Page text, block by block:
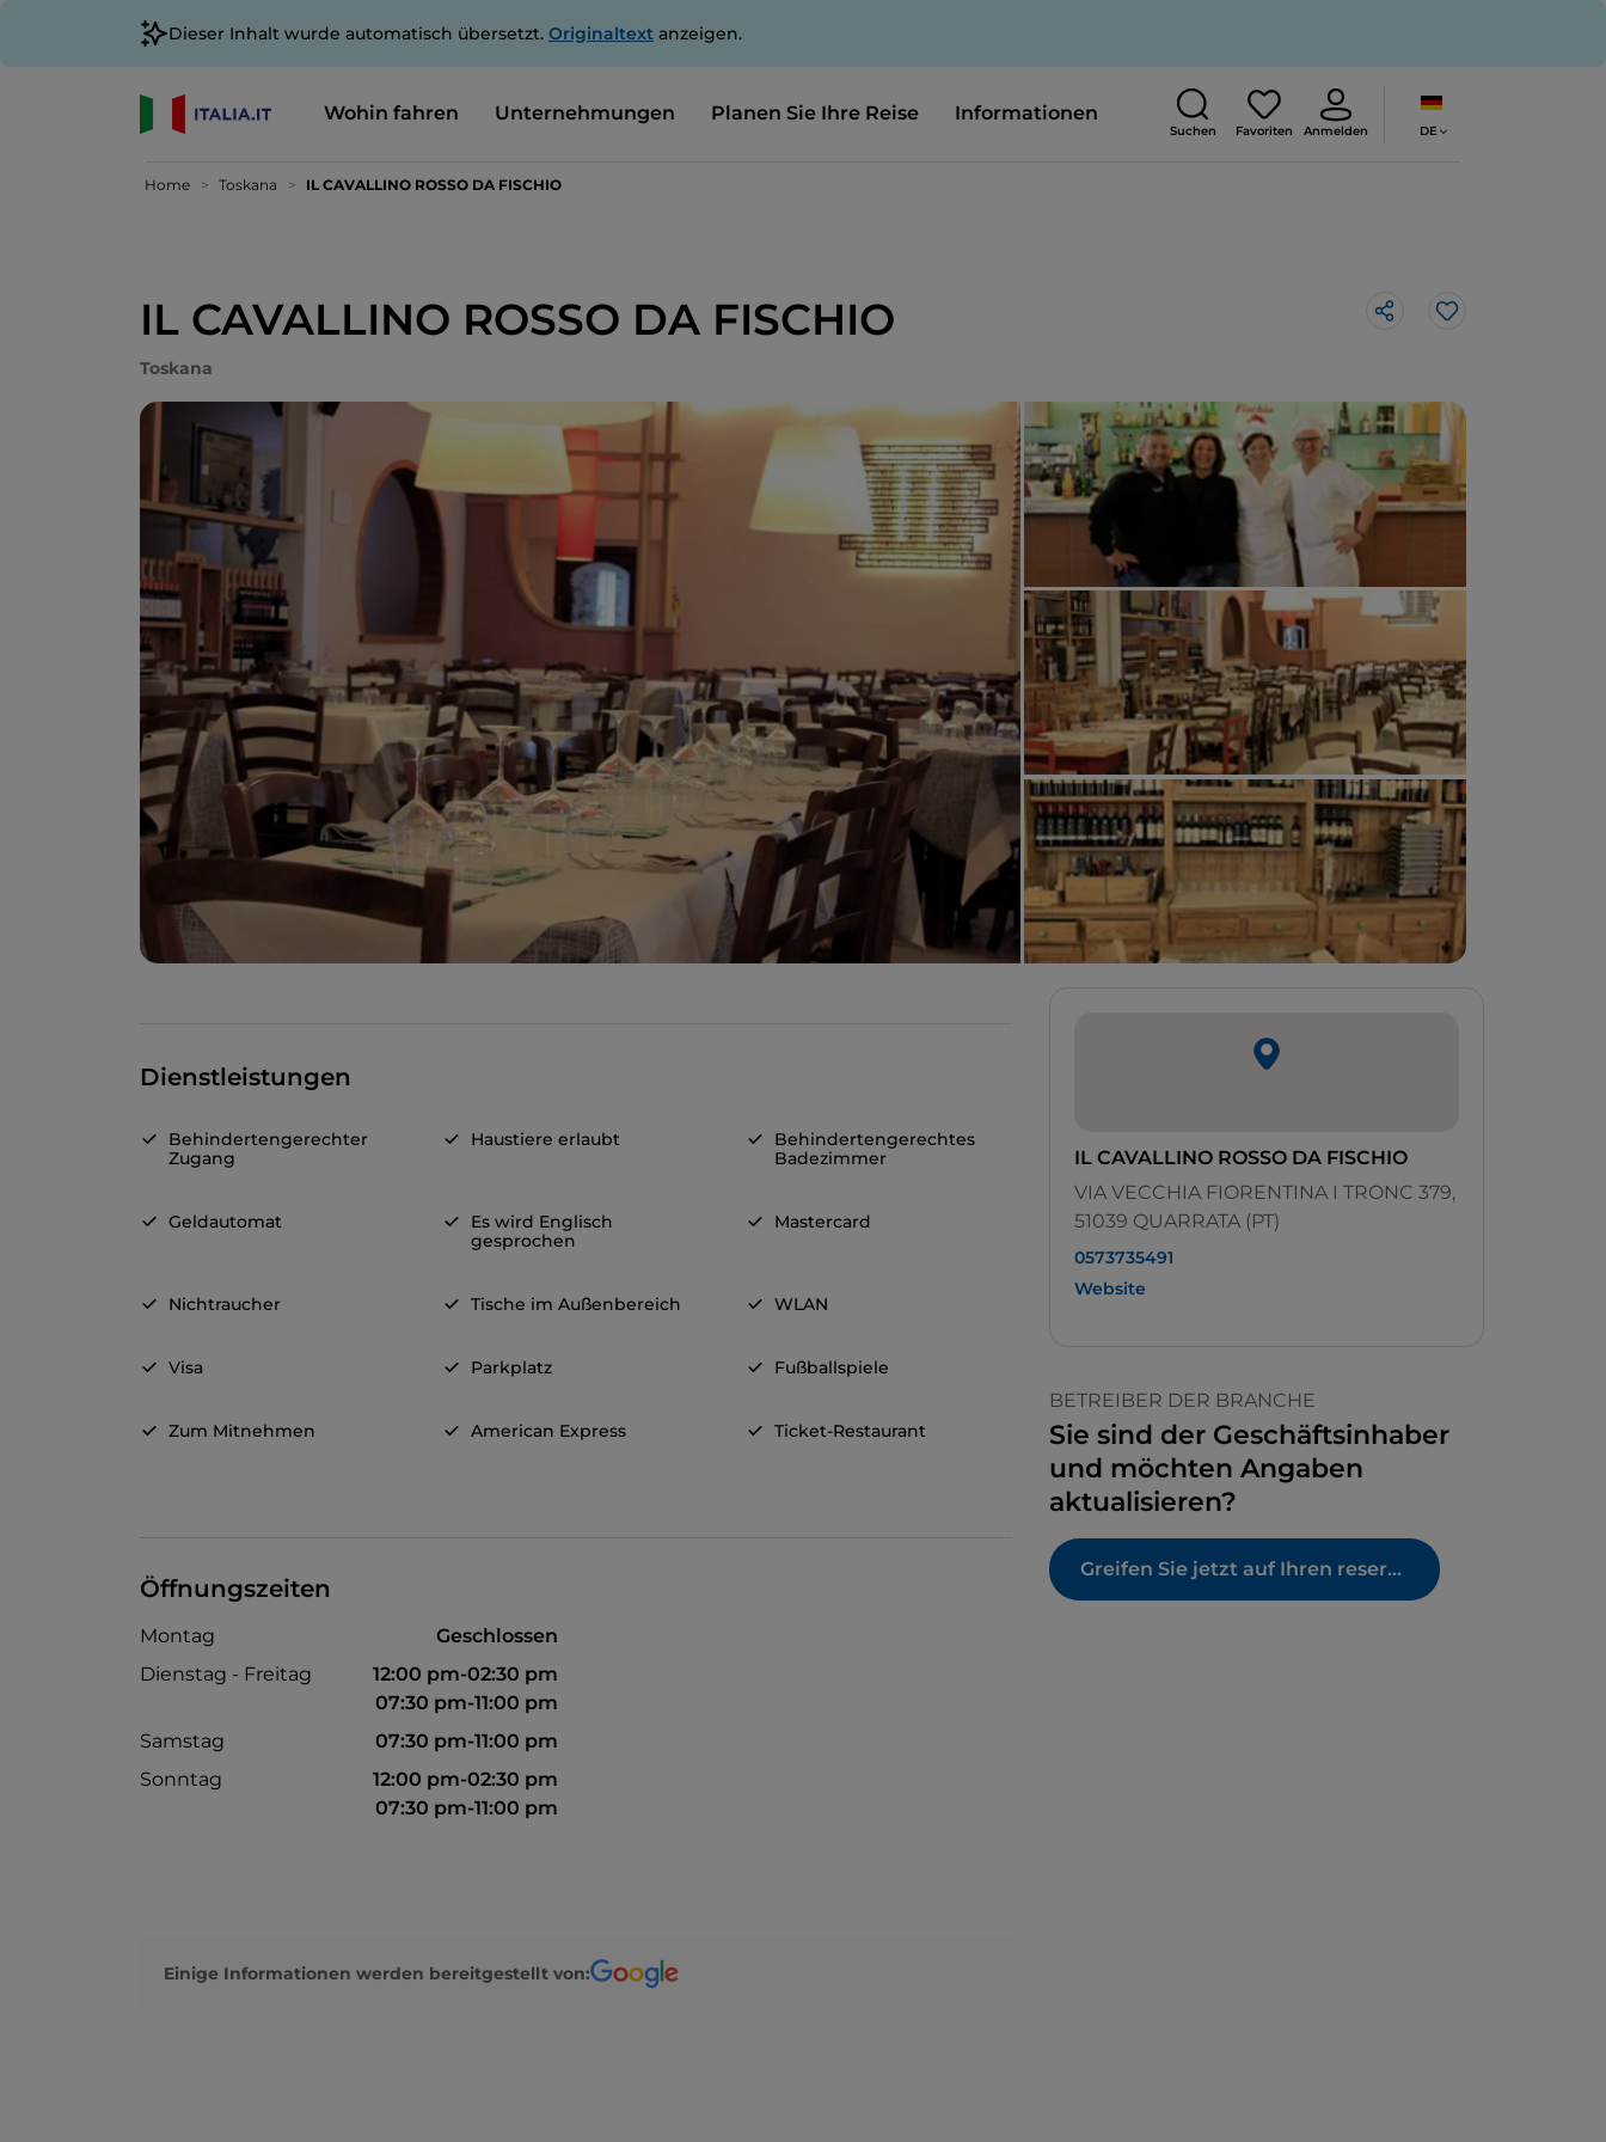
Dieser Inhalt wurde automatisch übersetzt. Originaltext anzeigen.
Wohin fahren Unternehmungen Planen Sie Ihre Reise Informationen
Suchen Favoriten Anmelden DE
Home Toskana IL CAVALLINO ROSSO DA FISCHIO
IL CAVALLINO ROSSO DA FISCHIO Like
Toskana
Dienstleistungen
Behindertengerechter
Zugang
Haustiere erlaubt
Behindertengerechtes
Badezimmer
Geldautomat
Es wird Englisch
gesprochen
Mastercard
Nichtraucher Tische im Außenbereich WLAN
Visa Parkplatz Fußballspiele
Zum Mitnehmen American Express Ticket-Restaurant
Öffnungszeiten
Montag
Geschlossen
Dienstag - Freitag
12:00 pm-02:30 pm
07:30 pm-11:00 pm
Samstag
07:30 pm-11:00 pm
Sonntag
12:00 pm-02:30 pm
07:30 pm-11:00 pm
Einige Informationen werden bereitgestellt von:
IL CAVALLINO ROSSO DA FISCHIO
VIA VECCHIA FIORENTINA I TRONC 379,
51039 QUARRATA (PT)
0573735491
Website
BETREIBER DER BRANCHE
Sie sind der Geschäftsinhaber
und möchten Angaben
aktualisieren?
Greifen Sie jetzt auf Ihren reservierten Bereich zu